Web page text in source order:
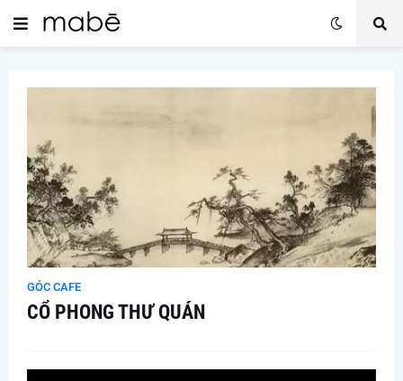
GÓC CAFE
CỔ PHONG THƯ QUÁN